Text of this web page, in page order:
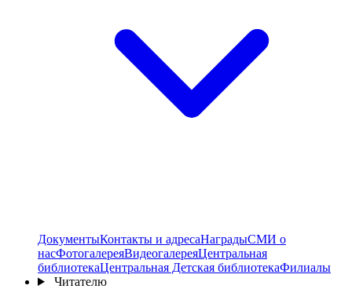
ДокументыКонтакты и адресаНаградыСМИ о
насФотогалереяВидеогалереяЦентральная
библиотекаЦентральная Детская библиотекаФилиалы
Читателю